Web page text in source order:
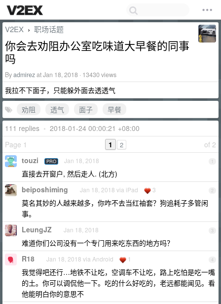
V2EX › 职场话题
你会去劝阻办公室吃味道大早餐的同事
吗
Byadmirezat Jan 18, 2018 · 13430 views
我拉不下面子，只能躲外面去透透气
劝阻
透气 面子
早餐
111 replies • 2018-01-24 00:00:21 +08:00
Page 1
of 2
1 2
1
touzi PRO Jan 18, 2018
直接去开窗户, 然后走人. (北方)
2
beiposhiming Jan 18, 2018 via iPad 3
莫名其妙的人越来越多，你咋不去当红袖套？狗追耗子多管闲
事。
3
LeungJZ Jan 18, 2018
难道你们公司没有一个专门用来吃东西的地方吗？
4
R18 Jan 18, 2018 via Android 1
我觉得吧还行…地铁不让吃，空调车不让吃，路上吃怕是吃一嘴
的土。你可以调侃他一下。吃的什么好吃的，老远都能闻见。看
他能明白你的意思不